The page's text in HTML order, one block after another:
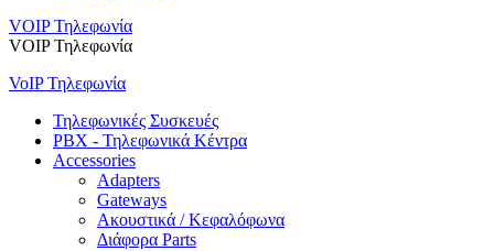
VOIP Τηλεφωνία
VOIP Τηλεφωνία
VoIP Τηλεφωνία
Τηλεφωνικές Συσκευές
PBX - Τηλεφωνικά Κέντρα
Accessories
Adapters
Gateways
Ακουστικά / Κεφαλόφωνα
Διάφορα Parts